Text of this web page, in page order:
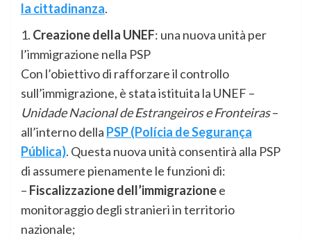
la cittadinanza.
1. Creazione della UNEF: una nuova unità per
l’immigrazione nella PSP
Con l’obiettivo di rafforzare il controllo
sull’immigrazione, è stata istituita la UNEF –
Unidade Nacional de Estrangeiros e Fronteiras–
all’interno della PSP (Polícia de Segurança
Pública). Questa nuova unità consentirà alla PSP
di assumere pienamente le funzioni di:
– Fiscalizzazione dell’immigrazionee
monitoraggio degli stranieri in territorio
nazionale;